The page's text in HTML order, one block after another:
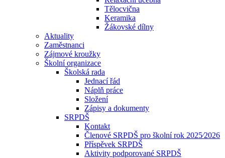
Tělocvična
Keramika
Žákovské dílny
Aktuality
Zaměstnanci
Zájmové kroužky
Školní organizace
Školská rada
Jednací řád
Náplň práce
Složení
Zápisy a dokumenty
SRPDŠ
Kontakt
Členové SRPDŠ pro školní rok 2025⁄2026
Příspěvek SRPDŠ
Aktivity podporované SRPDŠ